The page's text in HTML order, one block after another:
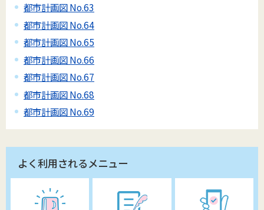
都市計画図 No.63
都市計画図 No.64
都市計画図 No.65
都市計画図 No.66
都市計画図 No.67
都市計画図 No.68
都市計画図 No.69
よく利用されるメニュー